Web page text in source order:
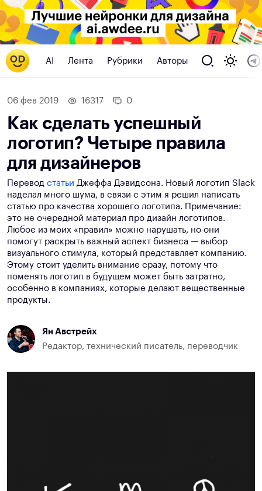
AI Лента Рубрики Авторы
06 фев 2019 16317 0
Как сделать успешный
логотип? Четыре правила
для дизайнеров
Перевод статьи Джеффа Дэвидсона. Новый логотип Slack
наделал много шума, в связи с этим я решил написать
статью про качества хорошего логотипа. Примечание:
это не очередной материал про дизайн логотипов.
Любое из моих «правил» можно нарушать, но они
помогут раскрыть важный аспект бизнеса — выбор
визуального стимула, который представляет компанию.
Этому стоит уделить внимание сразу, потому что
поменять логотип в будущем может быть затратно,
особенно в компаниях, которые делают вещественные
продукты.
Ян Австрейх
Редактор, технический писатель, переводчик